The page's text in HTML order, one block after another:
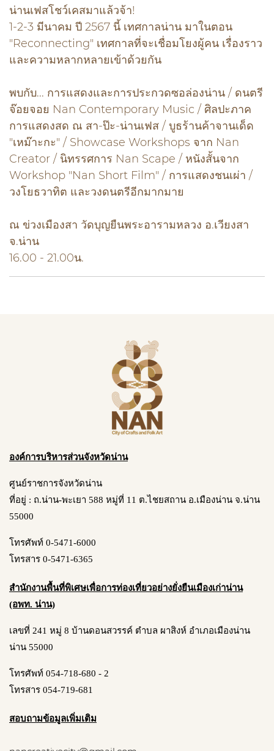
น่านเฟสโชว์เคสมาแล้วจ้า!
1-2-3 มีนาคม ปี 2567 นี้ เทศกาลน่าน มาในตอน
"Reconnecting" เทศกาลที่จะเชื่อมโยงผู้คน เรื่องราว
และความหลากหลายเข้าด้วยกัน
พบกับ... การแสดงและการประกวดซอล่องน่าน / ดนตรี
จ๊อยจอย Nan Contemporary Music / ศิลปะภาค
การแสดงสด ณ สา-ป๊ะ-น่านเฟส / บูธร้านค้าจานเด็ด
"เหม๊าะกะ" / Showcase Workshops จาก Nan
Creator / นิทรรศการ Nan Scape / หนังสั้นจาก
Workshop "Nan Short Film" / การแสดงชนเผ่า /
วงโยธวาทิต และวงดนตรีอีกมากมาย
ณ ข่วงเมืองสา วัดบุญยืนพระอารามหลวง อ.เวียงสา
จ.น่าน
16.00 - 21.00น.
องค์การบริหารส่วนจังหวัดน่าน
ศูนย์ราชการจังหวัดน่าน
ที่อยู่ : ถ.น่าน-พะเยา 588 หมู่ที่ 11 ต.ไชยสถาน อ.เมืองน่าน จ.น่าน
55000
โทรศัพท์ 0-5471-6000
โทรสาร 0-5471-6365
สำนักงานพื้นที่พิเศษเพื่อการท่องเที่ยวอย่างยั่งยืนเมืองเก่าน่าน
(อพท. น่าน)
เลขที่ 241 หมู่ 8 บ้านดอนสวรรค์ ตำบล ผาสิงห์ อำเภอเมืองน่าน
น่าน 55000
โทรศัพท์ 054-718-680 - 2
โทรสาร 054-719-681
สอบถามข้อมูลเพิ่มเติม